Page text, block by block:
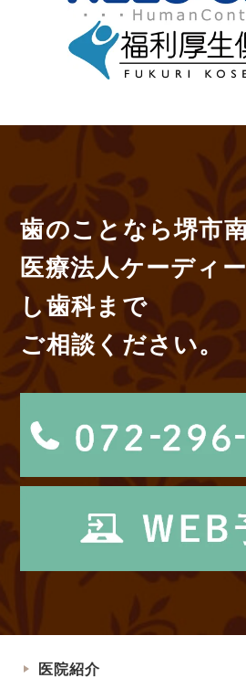
歯のことなら堺市
医療法人ケーディ
し歯科まで
ご相談ください。
医院紹介